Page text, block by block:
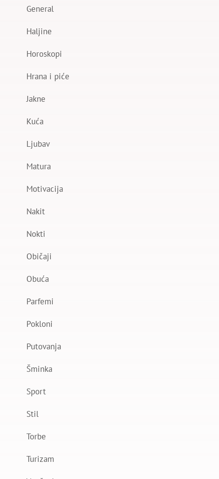
General
Haljine
Horoskopi
Hrana i piće
Jakne
Kuća
Ljubav
Matura
Motivacija
Nakit
Nokti
Običaji
Obuća
Parfemi
Pokloni
Putovanja
Šminka
Sport
Stil
Torbe
Turizam